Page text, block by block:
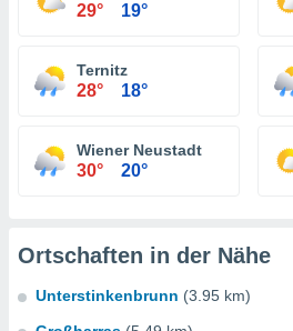
29° 19°
Ternitz
28° 18°
Wiener Neustadt
30° 20°
Ortschaften in der Nähe
Unterstinkenbrunn (3.95 km)